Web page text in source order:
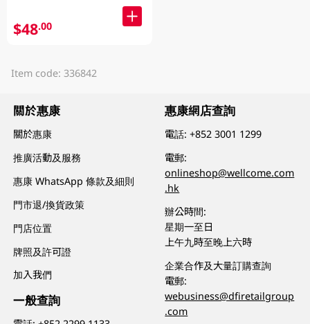
$48.00
Item code: 336842
關於惠康
關於惠康
推廣活動及服務
惠康 WhatsApp 條款及細則
門市退/換貨政策
門店位置
牌照及許可證
加入我們
一般查詢
惠康網店查詢
電話:+852 3001 1299
電郵:
onlineshop@wellcome.com
.hk
辦公時間:
星期一至日
上午九時至晚上六時
企業合作及大量訂購查詢
電郵:
webusiness@dfiretailgroup
.com